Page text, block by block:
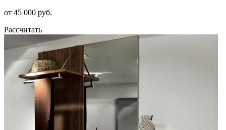
от 45 000 руб.
Рассчитать